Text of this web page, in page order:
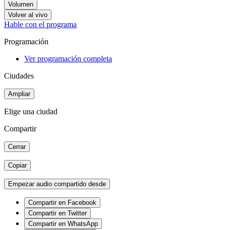
Volumen
Volver al vivo
Hable con el programa
Programación
Ver programación completa
Ciudades
Ampliar
Elige una ciudad
Compartir
Cerrar
Copiar
Empezar audio compartido desde
Compartir en Facebook
Compartir en Twitter
Compartir en WhatsApp